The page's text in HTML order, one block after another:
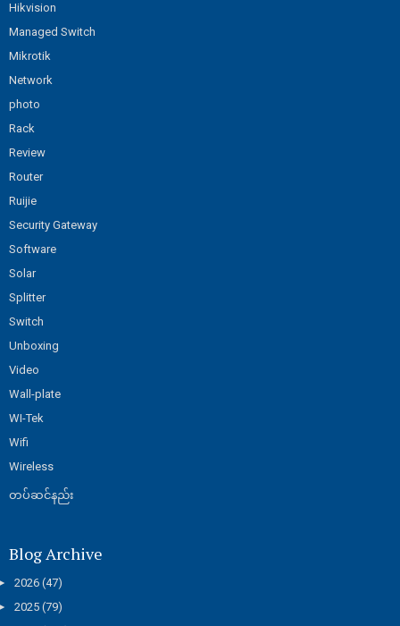
Hikvision
Managed Switch
Mikrotik
Network
photo
Rack
Review
Router
Ruijie
Security Gateway
Software
Solar
Splitter
Switch
Unboxing
Video
Wall-plate
WI-Tek
Wifi
Wireless
တပ်ဆင်နည်း
Blog Archive
2026 (47)
2025 (79)